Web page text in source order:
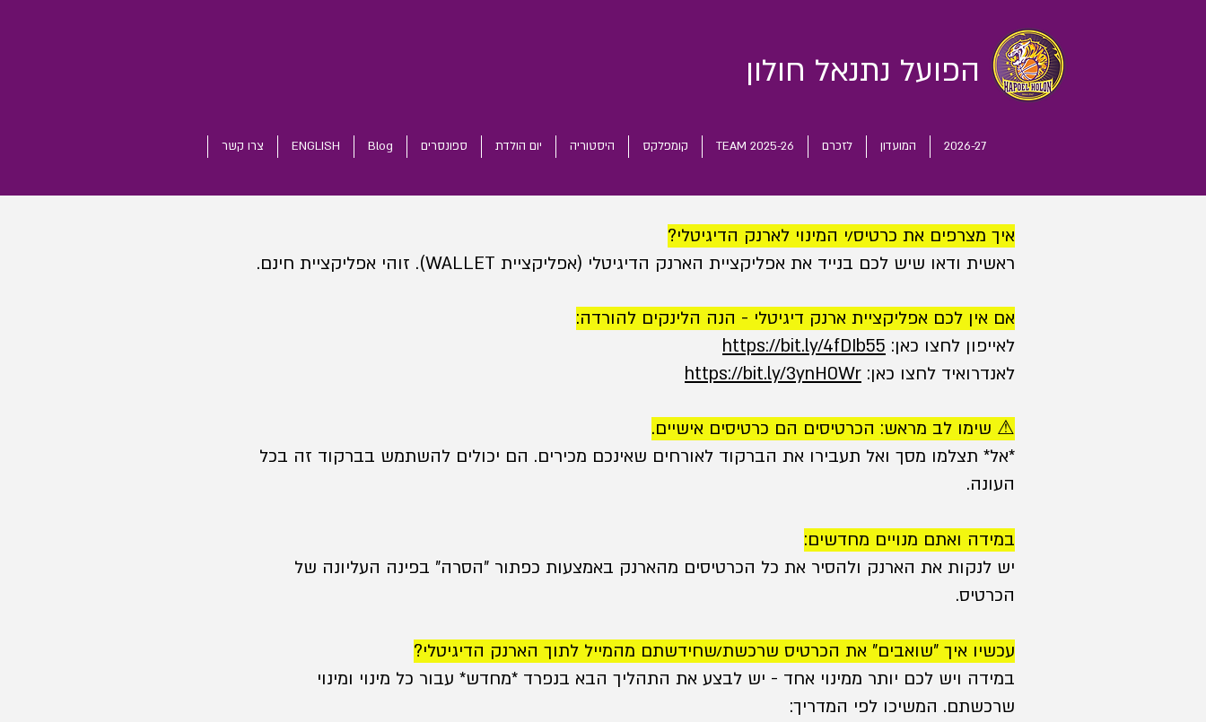
הפועל נתנאל חולון
2026-27 המועדון לזכרם TEAM 2025-26 קומפלקס היסטוריה יום הולדת ספונסרים Blog
ENGLISH צרו קשר
איך מצרפים את כרטיס/י המינוי לארנק הדיגיטלי?
ראשית ודאו שיש לכם בנייד את אפליקציית הארנק הדיגיטלי (אפליקציית WALLET). זוהי אפליקציית חינם.
אם אין לכם אפליקציית ארנק דיגיטלי - הנה הלינקים להורדה:
לאייפון לחצו כאן: https://bit.ly/4fDIb55
לאנדרואיד לחצו כאן: https://bit.ly/3ynH0Wr
⚠ שימו לב מראש: הכרטיסים הם כרטיסים אישיים.
*אל* תצלמו מסך ואל תעבירו את הברקוד לאורחים שאינכם מכירים. הם יכולים להשתמש בברקוד זה בכל
העונה.
במידה ואתם מנויים מחדשים:
יש לנקות את הארנק ולהסיר את כל הכרטיסים מהארנק באמצעות כפתור "הסרה" בפינה העליונה של
הכרטיס.
עכשיו איך "שואבים" את הכרטיס שרכשת/שחידשתם מהמייל לתוך הארנק הדיגיטלי?
במידה ויש לכם יותר ממינוי אחד - יש לבצע את התהליך הבא בנפרד *מחדש* עבור כל מינוי ומינוי
שרכשתם. המשיכו לפי המדריך: